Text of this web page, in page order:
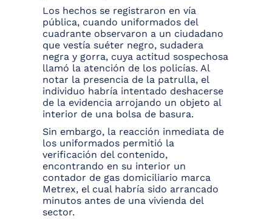
Los hechos se registraron en vía
pública, cuando uniformados del
cuadrante observaron a un ciudadano
que vestía suéter negro, sudadera
negra y gorra, cuya actitud sospechosa
llamó la atención de los policías. Al
notar la presencia de la patrulla, el
individuo habría intentado deshacerse
de la evidencia arrojando un objeto al
interior de una bolsa de basura.
Sin embargo, la reacción inmediata de
los uniformados permitió la
verificación del contenido,
encontrando en su interior un
contador de gas domiciliario marca
Metrex, el cual habría sido arrancado
minutos antes de una vivienda del
sector.